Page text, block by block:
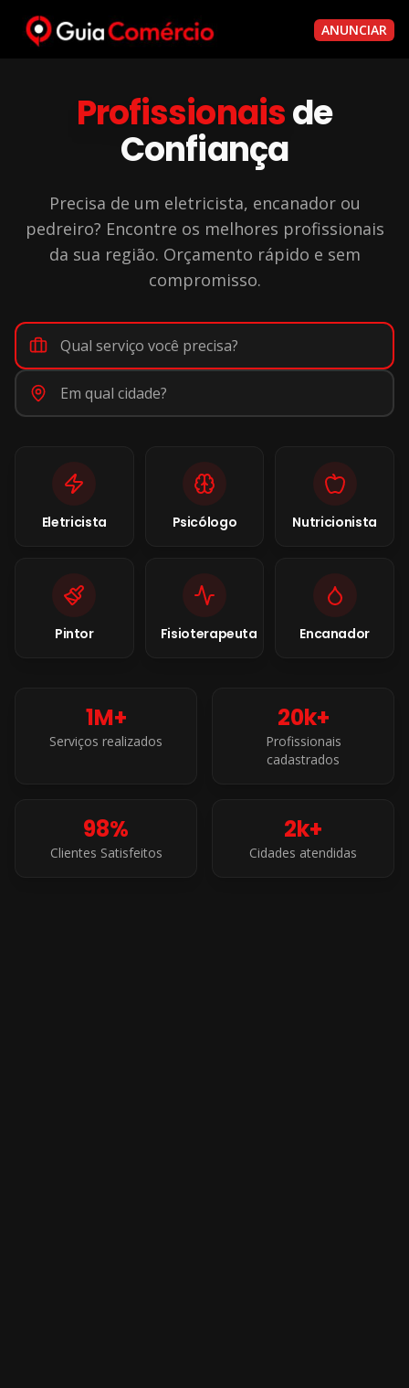
ANUNCIAR
Profissionaisde
Confiança
Precisa de um eletricista, encanador ou
pedreiro? Encontre os melhores profissionais
da sua região. Orçamento rápido e sem
compromisso.
Eletricista Psicólogo Nutricionista
Pintor Fisioterapeuta Encanador
1M+
Serviços realizados
20k+
Profissionais
cadastrados
98%
Clientes Satisfeitos
2k+
Cidades atendidas